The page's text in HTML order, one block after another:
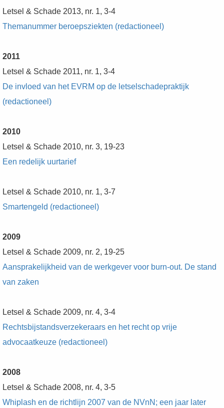
Letsel & Schade 2013, nr. 1, 3-4
Themanummer beroepsziekten (redactioneel)
2011
Letsel & Schade 2011, nr. 1, 3-4
De invloed van het EVRM op de letselschadepraktijk
(redactioneel)
2010
Letsel & Schade 2010, nr. 3, 19-23
Een redelijk uurtarief
Letsel & Schade 2010, nr. 1, 3-7
Smartengeld (redactioneel)
2009
Letsel & Schade 2009, nr. 2, 19-25
Aansprakelijkheid van de werkgever voor burn-out. De stand
van zaken
Letsel & Schade 2009, nr. 4, 3-4
Rechtsbijstandsverzekeraars en het recht op vrije
advocaatkeuze (redactioneel)
2008
Letsel & Schade 2008, nr. 4, 3-5
Whiplash en de richtlijn 2007 van de NVnN; een jaar later